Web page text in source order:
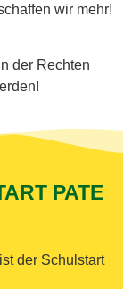
wir mehr!
der Rechten
PATE
der Schulstart